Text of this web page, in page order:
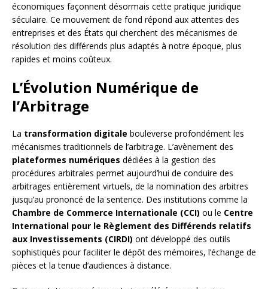
économiques façonnent désormais cette pratique juridique
séculaire. Ce mouvement de fond répond aux attentes des
entreprises et des États qui cherchent des mécanismes de
résolution des différends plus adaptés à notre époque, plus
rapides et moins coûteux.
L’Évolution Numérique de
l’Arbitrage
La transformation digitale bouleverse profondément les
mécanismes traditionnels de l’arbitrage. L’avènement des
plateformes numériques dédiées à la gestion des
procédures arbitrales permet aujourd’hui de conduire des
arbitrages entièrement virtuels, de la nomination des arbitres
jusqu’au prononcé de la sentence. Des institutions comme la
Chambre de Commerce Internationale (CCI) ou le Centre
International pour le Règlement des Différends relatifs
aux Investissements (CIRDI) ont développé des outils
sophistiqués pour faciliter le dépôt des mémoires, l’échange de
pièces et la tenue d’audiences à distance.